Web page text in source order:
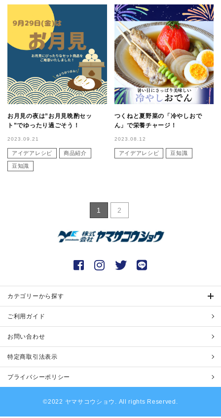
お月見の夜は”お月見晩酌セッ
ト”でゆったり過ごそう！
2023.09.21
アイデアレシピ 商品紹介
豆知識
つくねと夏野菜の「冷やしおで
ん」で栄養チャージ！
2023.08.12
アイデアレシピ 豆知識
1 2
カテゴリーから探す
ご利用ガイド
お問い合わせ
特定商取引法表示
プライバシーポリシー
©2022 ヤマサコウショウ. All rights Reserved.